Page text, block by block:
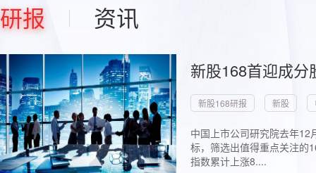
研报 资讯
新股168首迎成
新股168研报 新股
中国上市公司研究院去年
标，筛选出值得重点关注的
指数累计上涨8....